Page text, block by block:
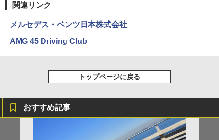
関連リンク
メルセデス・ベンツ日本株式会社
AMG 45 Driving Club
トップページに戻る
おすすめ記事